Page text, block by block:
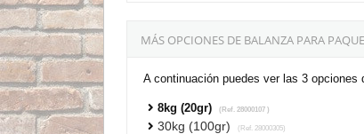
MÁS OPCIONES DE BALANZA PARA
A continuación puedes ver las 3
8kg (20gr) (Ref. 28000107 )
30kg (100gr) (Ref. 28000305)